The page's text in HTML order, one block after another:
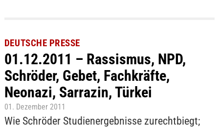
DEUTSCHE PRESSE
01.12.2011 – Rassismus, NPD,
Schröder, Gebet, Fachkräfte,
Neonazi, Sarrazin, Türkei
01. Dezember 2011
Wie Schröder Studienergebnisse zurechtbiegt;